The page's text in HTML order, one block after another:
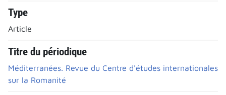
Type
Article
Titre du périodique
Méditerranées. Revue du Centre d'études internationales
sur la Romanité